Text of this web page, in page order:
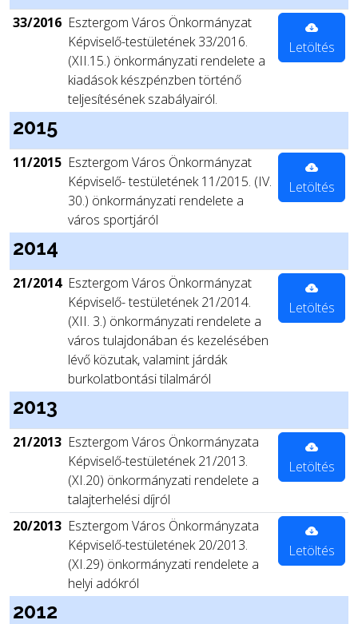
33/2016 Esztergom Város Önkormányzat
Képviselő-testületének 33/2016.
(XII.15.) önkormányzati rendelete a
kiadások készpénzben történő
teljesítésének szabályairól.
Letöltés
2015
11/2015 Esztergom Város Önkormányzat
Képviselő- testületének 11/2015. (IV.
30.) önkormányzati rendelete a
város sportjáról
Letöltés
2014
21/2014 Esztergom Város Önkormányzat
Képviselő- testületének 21/2014.
(XII. 3.) önkormányzati rendelete a
város tulajdonában és kezelésében
lévő közutak, valamint járdák
burkolatbontási tilalmáról
Letöltés
2013
21/2013 Esztergom Város Önkormányzata
Képviselő-testületének 21/2013.
(XI.20) önkormányzati rendelete a
talajterhelési díjról
Letöltés
20/2013 Esztergom Város Önkormányzata
Képviselő-testületének 20/2013.
(XI.29) önkormányzati rendelete a
helyi adókról
Letöltés
2012